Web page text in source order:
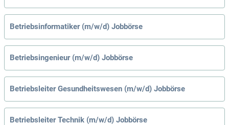
Betriebsinformatiker (m/w/d) Jobbörse
Betriebsingenieur (m/w/d) Jobbörse
Betriebsleiter Gesundheitswesen (m/w/d) Jobbörse
Betriebsleiter Technik (m/w/d) Jobbörse